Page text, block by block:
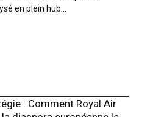
en plein hub...
: Comment Royal Air